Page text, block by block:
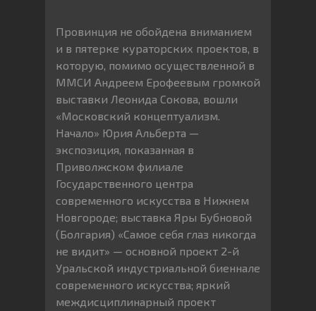
Провинция не обойдена вниманием
и в пятерке кураторских проектов, в
которую, помимо осуществленной в
ММСИ Андреем Ерофеевым громкой
выставки Леонида Сокова, вошли
«Московский концептуализм.
Начало» Юрия Альберта —
экспозиция, показанная в
Приволжском филиале
Государственного центра
современного искусства в Нижнем
Новгороде; выставка Яры Бубновой
(Болгария) «Самое себя глаз никогда
не видит» — основной проект 2-й
Уральской индустриальной биеннале
современного искусства; яркий
междисциплинарный проект